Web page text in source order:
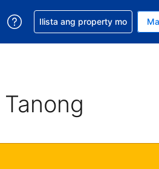
mo. USD ang currency mo
ng wika mo. Filipino ang wika
Makakuha ng tulong sa
Ilista ang property mo